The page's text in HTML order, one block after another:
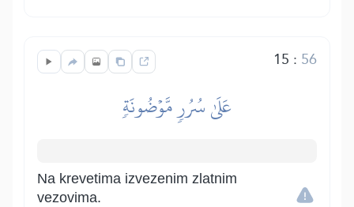
15 : 56
عَلَىٰ سُرُرٖ مَّوۡضُونَةٖ
Na krevetima izvezenim zlatnim
vezovima.